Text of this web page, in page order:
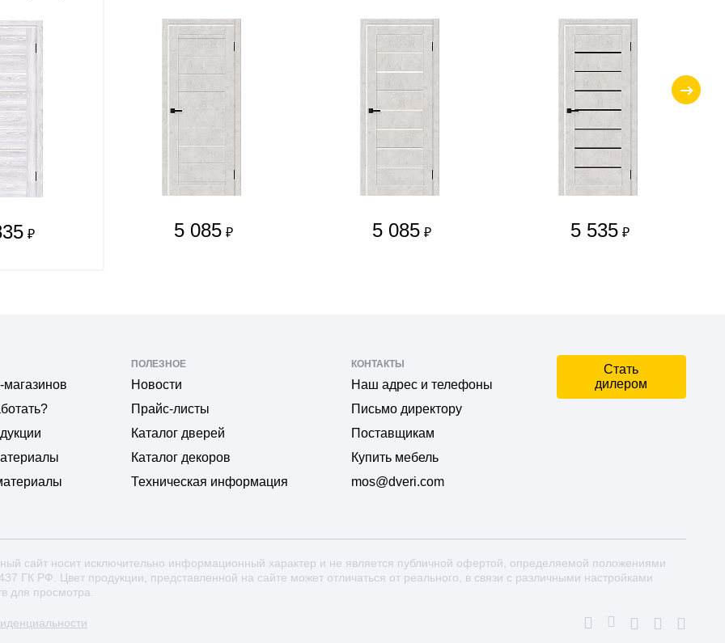
₽ 5 085 ₽ 5 085 ₽ 5 535 ₽
магазинов
ПОЛЕЗНОЕ
Новости
Прайс-листы
Каталог дверей
Каталог декоров
Техническая информация
КОНТАКТЫ
Наш адрес и телефоны
Письмо директору
Поставщикам
Купить мебель
mos@dveri.com
Стать
дилером
сайт носит исключительно информационный характер и не является публичной офертой, определяемой положениями
ГК РФ. Цвет продукции, представленной на сайте может отличаться от реального, в связи с различными настройками
для просмотра.